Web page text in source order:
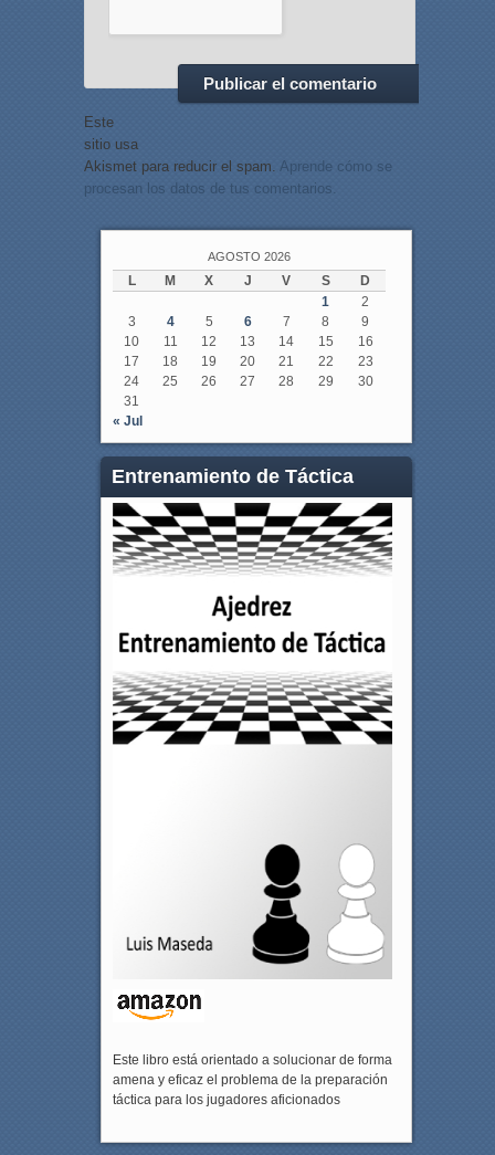
Este
sitio usa
Akismet para reducir el spam. Aprende cómo se
procesan los datos de tus comentarios.
AGOSTO 2026
L M X J V S
D
1
2
3
4 5 6 7 8
9
10
11 12 13 14 15
16
17
18 19 20 21 22
23
24
25 26 27 28 29
30
31
« Jul
Entrenamiento de Táctica
Este libro está orientado a solucionar de forma
amena y eficaz el problema de la preparación
táctica para los jugadores aficionados